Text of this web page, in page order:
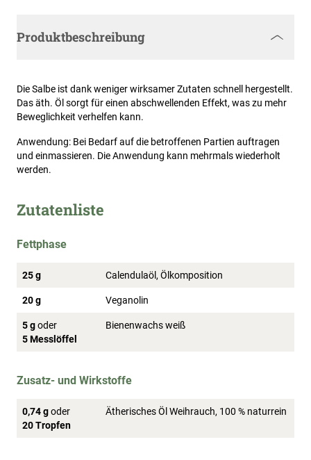
Produktbeschreibung
Die Salbe ist dank weniger wirksamer Zutaten schnell hergestellt.
Das äth. Öl sorgt für einen abschwellenden Effekt, was zu mehr
Beweglichkeit verhelfen kann.
Anwendung: Bei Bedarf auf die betroffenen Partien auftragen
und einmassieren. Die Anwendung kann mehrmals wiederholt
werden.
Zutatenliste
Fettphase
25 g Calendulaöl, Ölkomposition
20 g Veganolin
5 goder
5 Messlöffel
Bienenwachs weiß
Zusatz- und Wirkstoffe
0,74 goder
20 Tropfen
Ätherisches Öl Weihrauch, 100 % naturrein